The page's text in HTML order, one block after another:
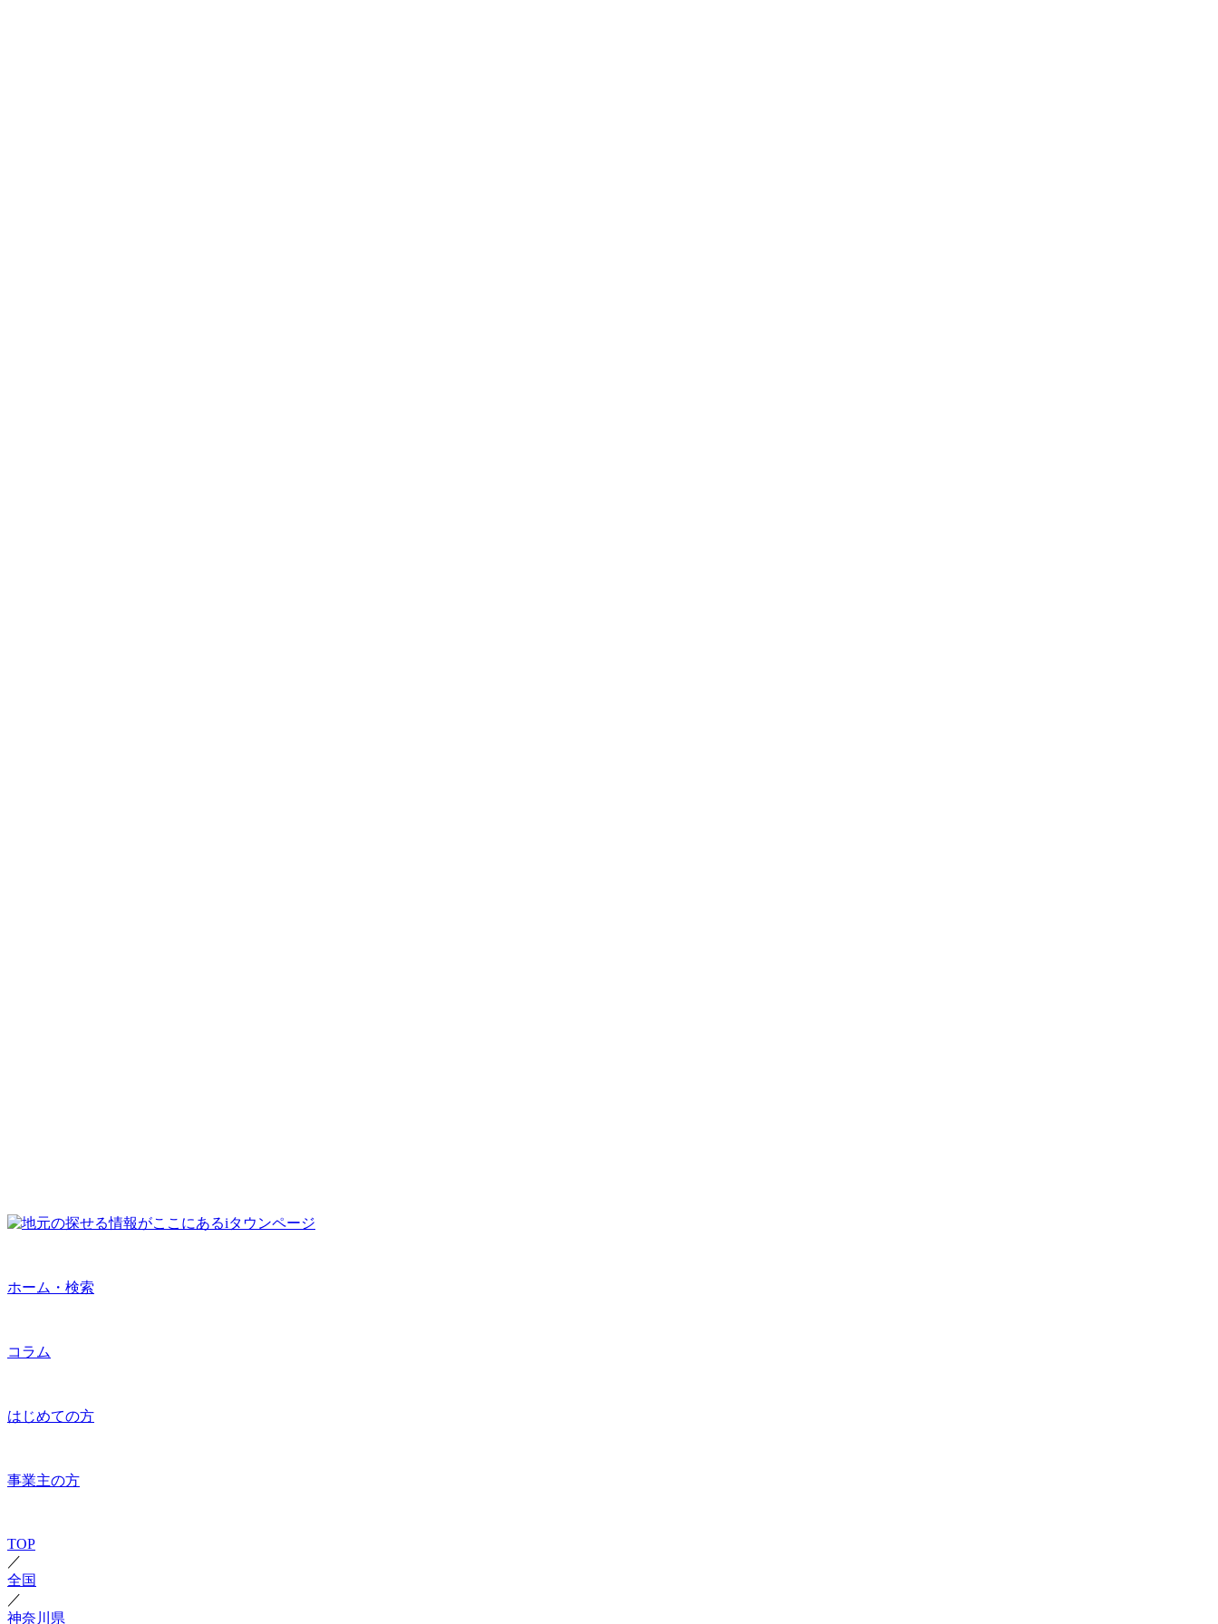
ホーム・検索
コラム
はじめての方
事業主の方
TOP
／
全国
／
神奈川県